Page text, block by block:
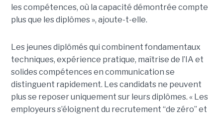
les compétences, où la capacité démontrée compte
plus que les diplômes », ajoute-t-elle.
Les jeunes diplômés qui combinent fondamentaux
techniques, expérience pratique, maîtrise de l’IA et
solides compétences en communication se
distinguent rapidement. Les candidats ne peuvent
plus se reposer uniquement sur leurs diplômes. « Les
employeurs s’éloignent du recrutement “de zéro” et